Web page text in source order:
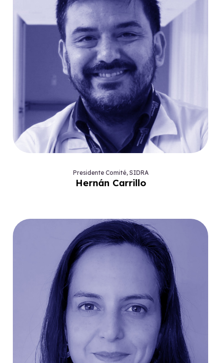
Presidente Comité, SIDRA
Hernán Carrillo